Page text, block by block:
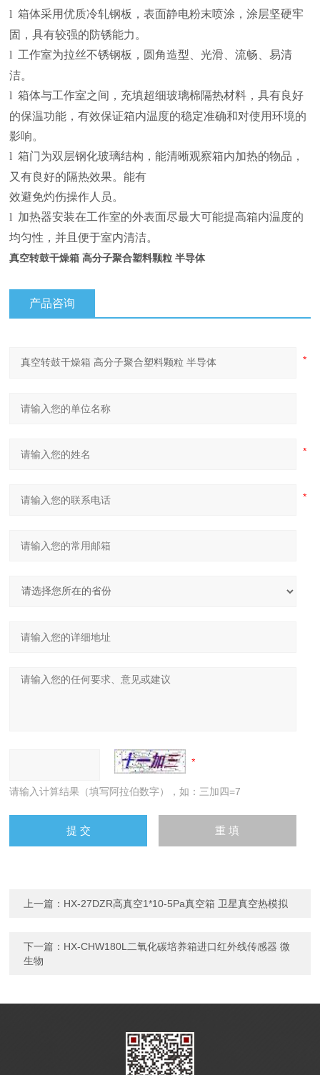
l 箱体采用优质冷轧钢板，表面静电粉末喷涂，涂层坚硬牢
固，具有较强的防锈能力。
l 工作室为拉丝不锈钢板，圆角造型、光滑、流畅、易清
洁。
l 箱体与工作室之间，充填超细玻璃棉隔热材料，具有良好
的保温功能，有效保证箱内温度的稳定准确和对使用环境的
影响。
l 箱门为双层钢化玻璃结构，能清晰观察箱内加热的物品，
又有良好的隔热效果。能有
效避免灼伤操作人员。
l 加热器安装在工作室的外表面尽最大可能提高箱内温度的
均匀性，并且便于室内清洁。
真空转鼓干燥箱 高分子聚合塑料颗粒 半导体
产品咨询
请输入计算结果（填写阿拉伯数字），如：三加四=7
上一篇： HX-27DZR高真空1*10-5Pa真空箱 卫星真空热模拟
下一篇： HX-CHW180L二氧化碳培养箱进口红外线传感器 微
生物